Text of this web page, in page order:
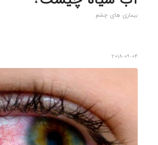
بیماری های چشم
2018-09-04